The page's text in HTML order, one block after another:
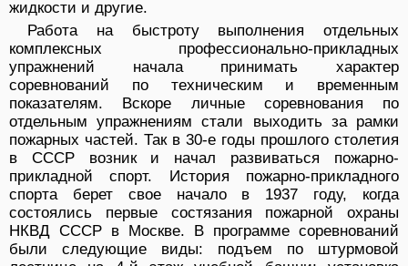
жидкости и другие.
Работа на быстроту выполнения отдельных
комплексных профессионально-прикладных
упражнений начала принимать характер
соревнований по техническим и временным
показателям. Вскоре личные соревнования по
отдельным упражнениям стали выходить за рамки
пожарных частей. Так в 30-е годы прошлого столетия
в СССР возник и начал развиваться пожарно-
прикладной спорт. История пожарно-прикладного
спорта берет свое начало в 1937 году, когда
состоялись первые состязания пожарной охраны
НКВД СССР в Москве. В программе соревнований
были следующие виды: подъем по штурмовой